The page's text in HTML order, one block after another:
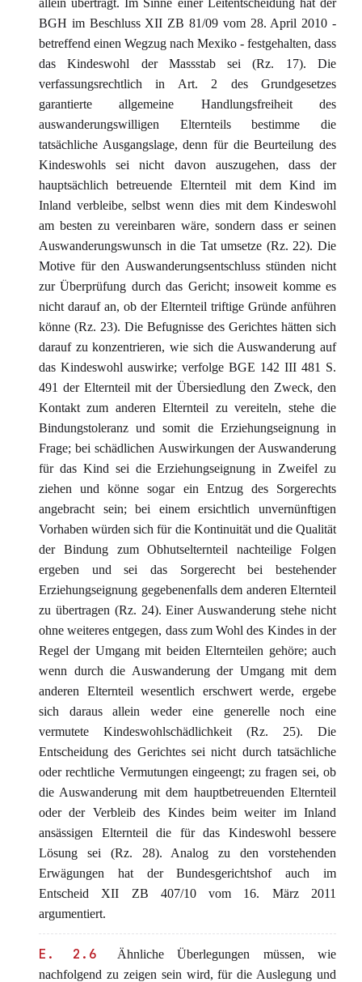
allein überträgt. Im Sinne einer Leitentscheidung hat der
BGH im Beschluss XII ZB 81/09 vom 28. April 2010 -
betreffend einen Wegzug nach Mexiko - festgehalten, dass
das Kindeswohl der Massstab sei (Rz. 17). Die
verfassungsrechtlich in Art. 2 des Grundgesetzes
garantierte allgemeine Handlungsfreiheit des
auswanderungswilligen Elternteils bestimme die
tatsächliche Ausgangslage, denn für die Beurteilung des
Kindeswohls sei nicht davon auszugehen, dass der
hauptsächlich betreuende Elternteil mit dem Kind im
Inland verbleibe, selbst wenn dies mit dem Kindeswohl
am besten zu vereinbaren wäre, sondern dass er seinen
Auswanderungswunsch in die Tat umsetze (Rz. 22). Die
Motive für den Auswanderungsentschluss stünden nicht
zur Überprüfung durch das Gericht; insoweit komme es
nicht darauf an, ob der Elternteil triftige Gründe anführen
könne (Rz. 23). Die Befugnisse des Gerichtes hätten sich
darauf zu konzentrieren, wie sich die Auswanderung auf
das Kindeswohl auswirke; verfolge BGE 142 III 481 S.
491 der Elternteil mit der Übersiedlung den Zweck, den
Kontakt zum anderen Elternteil zu vereiteln, stehe die
Bindungstoleranz und somit die Erziehungseignung in
Frage; bei schädlichen Auswirkungen der Auswanderung
für das Kind sei die Erziehungseignung in Zweifel zu
ziehen und könne sogar ein Entzug des Sorgerechts
angebracht sein; bei einem ersichtlich unvernünftigen
Vorhaben würden sich für die Kontinuität und die Qualität
der Bindung zum Obhutselternteil nachteilige Folgen
ergeben und sei das Sorgerecht bei bestehender
Erziehungseignung gegebenenfalls dem anderen Elternteil
zu übertragen (Rz. 24). Einer Auswanderung stehe nicht
ohne weiteres entgegen, dass zum Wohl des Kindes in der
Regel der Umgang mit beiden Elternteilen gehöre; auch
wenn durch die Auswanderung der Umgang mit dem
anderen Elternteil wesentlich erschwert werde, ergebe
sich daraus allein weder eine generelle noch eine
vermutete Kindeswohlschädlichkeit (Rz. 25). Die
Entscheidung des Gerichtes sei nicht durch tatsächliche
oder rechtliche Vermutungen eingeengt; zu fragen sei, ob
die Auswanderung mit dem hauptbetreuenden Elternteil
oder der Verbleib des Kindes beim weiter im Inland
ansässigen Elternteil die für das Kindeswohl bessere
Lösung sei (Rz. 28). Analog zu den vorstehenden
Erwägungen hat der Bundesgerichtshof auch im
Entscheid XII ZB 407/10 vom 16. März 2011
argumentiert.
E. 2.6
Ähnliche Überlegungen müssen, wie
nachfolgend zu zeigen sein wird, für die Auslegung und